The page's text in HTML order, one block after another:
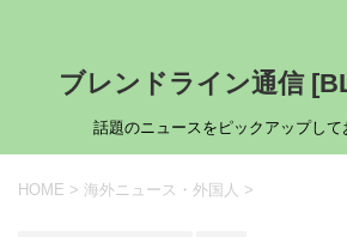
ブレンドライン通信
話題のニュースをピックアップして
HOME > 海外ニュース・外国人 >